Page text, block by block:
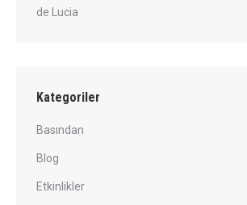
de Lucia
Kategoriler
Basından
Blog
Etkinlikler